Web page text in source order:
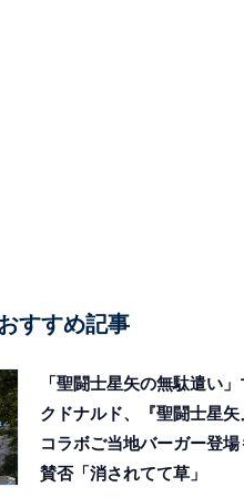
すすめ記事
「聖闘士星矢の無駄遣い」
クドナルド、『聖闘士星矢
コラボご当地バーガー登場
賛否「消されてて草」